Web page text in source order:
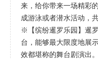
来，给你带来一场精彩
成游泳或者潜水活动，
※【缤纷暹罗乐园】暹
台，能够最大限度地展
效都堪称的舞台剧演出